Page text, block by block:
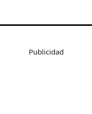
Publicidad